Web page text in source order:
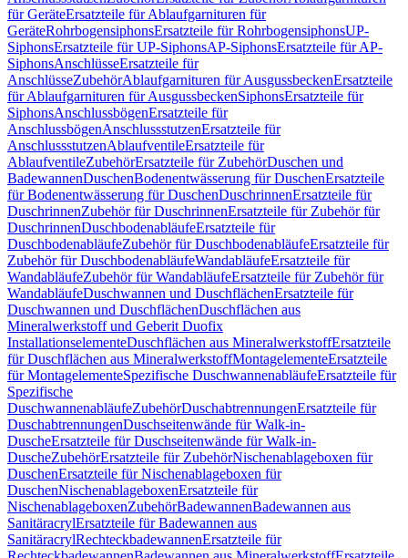
für GeräteErsatzteile für Ablaufgarnituren für
GeräteRohrbogensiphonsErsatzteile für RohrbogensiphonsUP-
SiphonsErsatzteile für UP-SiphonsAP-SiphonsErsatzteile für AP-
SiphonsAnschlüsseErsatzteile für
AnschlüsseZubehörAblaufgarnituren für AusgussbeckenErsatzteile
für Ablaufgarnituren für AusgussbeckenSiphonsErsatzteile für
SiphonsAnschlussbögenErsatzteile für
AnschlussbögenAnschlussstutzenErsatzteile für
AnschlussstutzenAblaufventileErsatzteile für
AblaufventileZubehörErsatzteile für ZubehörDuschen und
BadewannenDuschenBodenentwässerung für DuschenErsatzteile
für Bodenentwässerung für DuschenDuschrinnenErsatzteile für
DuschrinnenZubehör für DuschrinnenErsatzteile für Zubehör für
DuschrinnenDuschbodenabläufeErsatzteile für
DuschbodenabläufeZubehör für DuschbodenabläufeErsatzteile für
Zubehör für DuschbodenabläufeWandabläufeErsatzteile für
WandabläufeZubehör für WandabläufeErsatzteile für Zubehör für
WandabläufeDuschwannen und DuschflächenErsatzteile für
Duschwannen und DuschflächenDuschflächen aus
Mineralwerkstoff und Geberit Duofix
InstallationselementeDuschflächen aus MineralwerkstoffErsatzteile
für Duschflächen aus MineralwerkstoffMontagelementeErsatzteile
für MontagelementeSpezifische DuschwannenabläufeErsatzteile für
Spezifische
DuschwannenabläufeZubehörDuschabtrennungenErsatzteile für
DuschabtrennungenDuschseitenwände für Walk-in-
DuscheErsatzteile für Duschseitenwände für Walk-in-
DuscheZubehörErsatzteile für ZubehörNischenablageboxen für
DuschenErsatzteile für Nischenablageboxen für
DuschenNischenablageboxenErsatzteile für
NischenablageboxenZubehörBadewannenBadewannen aus
SanitäracrylErsatzteile für Badewannen aus
SanitäracrylRechteckbadewannenErsatzteile für